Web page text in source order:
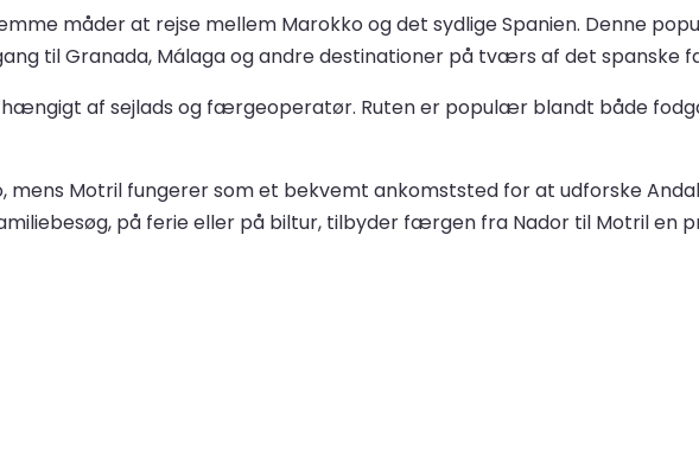
måder at rejse mellem Marokko og det sydlige Spanien. Denne
til Granada, Málaga og andre destinationer på tværs af det spanske
af sejlads og færgeoperatør. Ruten er populær blandt både
Motril fungerer som et bekvemt ankomststed for at udforske
på ferie eller på biltur, tilbyder færgen fra Nador til Motril en